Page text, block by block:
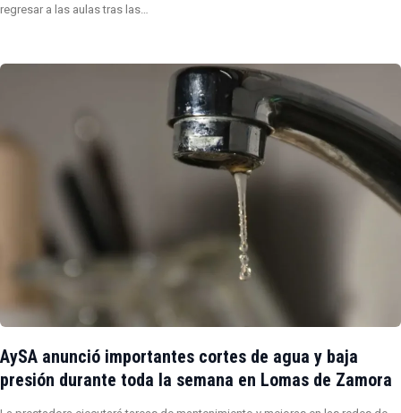
regresar a las aulas tras las…
AySA anunció importantes cortes de agua y baja
presión durante toda la semana en Lomas de Zamora